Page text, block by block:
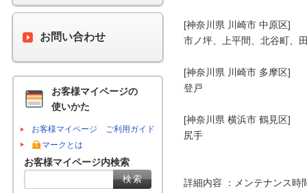
[神奈川県 川崎市 中原区]
市ノ坪、上平間、北谷町、
[神奈川県 川崎市 多摩区]
登戸
[神奈川県 横浜市 鶴見区]
尻手
詳細内容 ：メンテナンス時
お問い合わせ
お客様マイページの
使いかた
お客様マイページ ご利用ガイド
マークとは
お客様マイページ内検索